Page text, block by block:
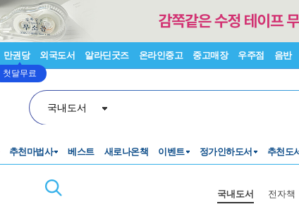
만권당
첫달무료
외국도서 알라딘굿즈 온라인중고 중고매장 우주점 음반
국내도서
추천마법사 베스트 새로나온책 이벤트 정가인하도서 추천도
국내도서 전자책